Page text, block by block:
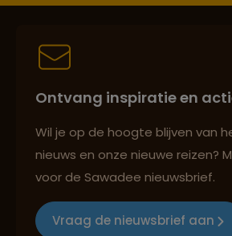
Best beoordeelde reisroutes
Groepsreizen mét indivuele
Ontvang inspiratie en
Wil je op de hoogte blijven van
nieuws en onze nieuwe reizen?
voor de Sawadee nieuwsbrief.
Vraag de nieuwsbrief aan